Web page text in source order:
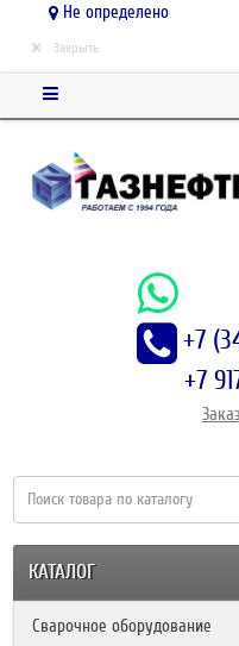
Не определено
× Закрыть
+7
+7
КАТАЛОГ
Сварочное оборудование